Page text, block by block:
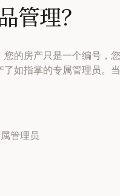
管理？
的房产只是一个编号，
如指掌的专属管理员。
管理员